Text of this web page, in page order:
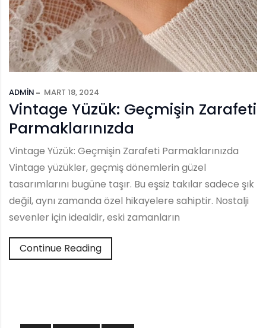
ADMIN MART 18, 2024
Vintage Yüzük: Geçmişin Zarafeti
Parmaklarınızda
Vintage Yüzük: Geçmişin Zarafeti Parmaklarınızda
Vintage yüzükler, geçmiş dönemlerin güzel
tasarımlarını bugüne taşır. Bu eşsiz takılar sadece şık
değil, aynı zamanda özel hikayelere sahiptir. Nostalji
sevenler için idealdir, eski zamanların
Continue Reading